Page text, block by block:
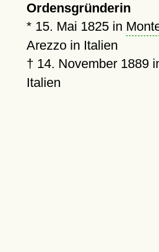
Ordensgründerin
* 15. Mai 1825in
Arezzo in Italien
† 14. November 1889
Italien